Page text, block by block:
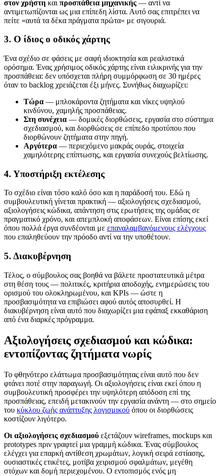
στον χρήστη και προσπάθεια μηχανικής — αντί να
αντιμετωπίζονται ως μια επίπεδη λίστα. Αυτό σας επιτρέπει να
πείτε «αυτά τα δέκα πράγματα πρώτα» με σιγουριά.
3. Ο ίδιος ο οδικός χάρτης
Ένα σχέδιο σε φάσεις με σαφή ιδιοκτησία και ρεαλιστικά
ορόσημα. Ένας χρήσιμος οδικός χάρτης είναι ειλικρινής για την
προσπάθεια: δεν υπόσχεται πλήρη συμμόρφωση σε 30 ημέρες
όταν το backlog χρειάζεται έξι μήνες. Συνήθως διαχωρίζει:
Τώρα — μπλοκάροντα ζητήματα και νίκες υψηλού
κινδύνου, χαμηλής προσπάθειας.
Στη συνέχεια — δομικές διορθώσεις, εργασία στο σύστημα
σχεδιασμού, και διορθώσεις σε επίπεδο προτύπου που
διορθώνουν ζητήματα στην πηγή.
Αργότερα — περιεχόμενο μακράς ουράς, στοιχεία
χαμηλότερης επίπτωσης, και εργασία συνεχούς βελτίωσης.
4. Υποστήριξη εκτέλεσης
Το σχέδιο είναι τόσο καλό όσο και η παράδοσή του. Εδώ η
συμβουλευτική γίνεται πρακτική — αξιολογήσεις σχεδιασμού,
αξιολογήσεις κώδικα, απάντηση στις ερωτήσεις της ομάδας σε
πραγματικό χρόνο, και απεμπλοκή αποφάσεων. Είναι επίσης εκεί
όπου πολλά έργα συνδέονται με επαναλαμβανόμενους ελέγχους
που επαληθεύουν την πρόοδο αντί να την υποθέτουν.
5. Διακυβέρνηση
Τέλος, ο σύμβουλος σας βοηθά να βάλετε προστατευτικά μέτρα
στη θέση τους — πολιτικές, κριτήρια αποδοχής, ενημερώσεις του
ορισμού του ολοκληρωμένου, και KPIs — ώστε η
προσβασιμότητα να επιβιώσει αφού αυτός αποσυρθεί. Η
διακυβέρνηση είναι αυτό που διαχωρίζει μια εφάπαξ εκκαθάριση
από ένα διαρκές πρόγραμμα.
Αξιολογήσεις σχεδιασμού και κώδικα:
εντοπίζοντας ζητήματα νωρίς
Το φθηνότερο ελάττωμα προσβασιμότητας είναι αυτό που δεν
φτάνει ποτέ στην παραγωγή. Οι αξιολογήσεις είναι εκεί όπου η
συμβουλευτική προσφέρει την υψηλότερη απόδοση επί της
προσπάθειας, επειδή μετακινούν την εργασία ανάντη — στο σημείο
του κύκλου ζωής ανάπτυξης λογισμικού όπου οι διορθώσεις
κοστίζουν λιγότερο.
Οι αξιολογήσεις σχεδιασμού εξετάζουν wireframes, mockups και
prototypes πριν γραφτεί μια γραμμή κώδικα. Ένας σύμβουλος
ελέγχει για επαρκή αντίθεση χρωμάτων, λογική σειρά εστίασης,
ουσιαστικές ετικέτες, μοτίβα χειρισμού σφαλμάτων, μεγέθη
στόχων και δομή περιεχομένου. Ο εντοπισμός ενός μη